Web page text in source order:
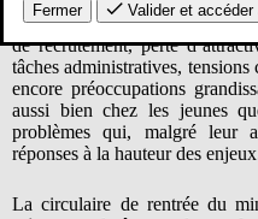
Pourtant, les défis persistent,
de recrutement, perte
tâches administratives,
encore préoccupations
aussi bien chez les jeunes
problèmes qui, malgré leur
réponses à la hauteur des
La circulaire de rentrée du
Fermer Valider et